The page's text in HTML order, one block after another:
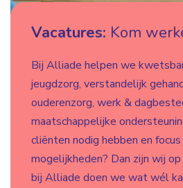
Vacatures: Kom
Bij Alliade helpen we
jeugdzorg, verstandelijk
ouderenzorg, werk &
maatschappelijke
cliënten nodig hebben en
mogelijkheden? Dan zijn wij
bij Alliade doen we wat wél